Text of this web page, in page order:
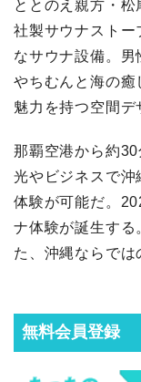
ととのえ親方・
社製サウナストー
なサウナ設備。
やちむんと海の癒
魅力を持つ空間デ
那覇空港から約
光やビジネスで沖
体験が可能だ。
ナ体験が誕生する
た、沖縄ならでは
無料会員登録